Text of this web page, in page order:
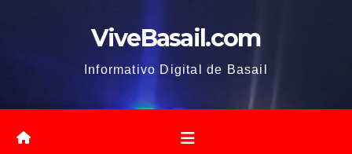
ViveBasail.com
Informativo Digital de Basail